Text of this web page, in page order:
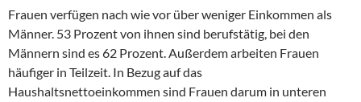
Frauen verfügen nach wie vor über weniger Einkommen als
Männer. 53 Prozent von ihnen sind berufstätig, bei den
Männern sind es 62 Prozent. Außerdem arbeiten Frauen
häufiger in Teilzeit. In Bezug auf das
Haushaltsnettoeinkommen sind Frauen darum in unteren